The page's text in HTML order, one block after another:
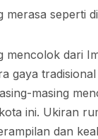
merasa seperti
mencolok dari
gaya
masing
ini. Ukiran
dan